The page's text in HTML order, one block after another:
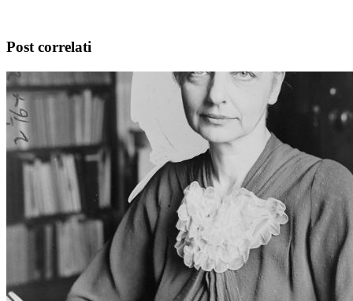
Post correlati